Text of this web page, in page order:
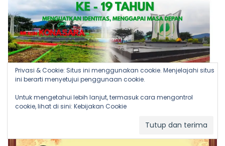
Privasi & Cookie: Situs ini menggunakan cookie. Menjelajahi situs
ini berarti menyetujui penggunaan cookie.
Untuk mengetahui lebih lanjut, termasuk cara mengontrol
cookie, lihat di sini: Kebijakan Cookie